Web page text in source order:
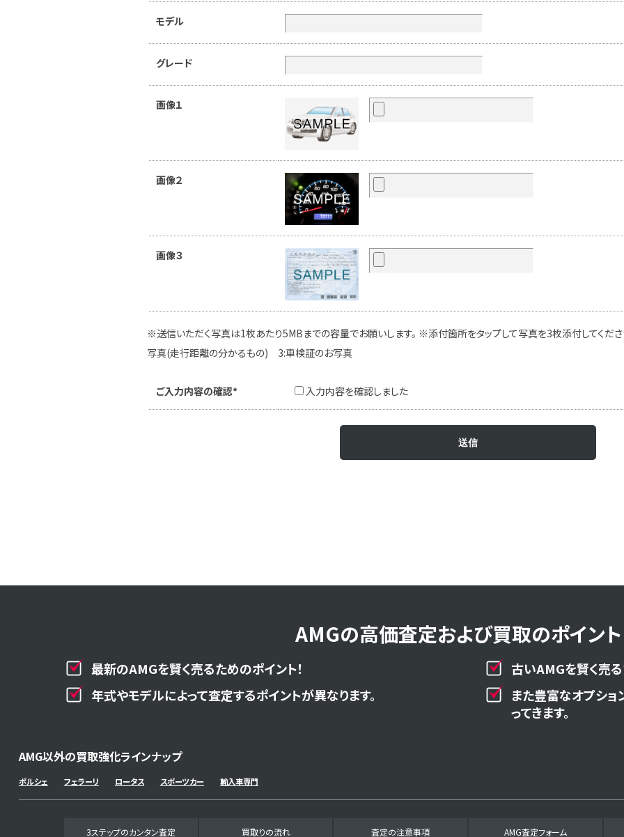
モデル
グレード
画像１
画像２
画像３
※送信いただく写真は1枚あたり5MBまでの容量でお願いします。 ※添付箇所をタップして写真を3枚添付してくだ
写真(走行距離の分かるもの) 3:車検証のお写真
ご入力内容の確認* 入力内容を確認しました
AMGの高価査定および買取のポイント
最新のAMGを賢く売るためのポイント！
古いAMGを賢く売
年式やモデルによって査定するポイントが異なります。
また豊富なオプシ
ってきます。
AMG以外の買取強化ラインナップ
ポルシェ フェラーリ ロータス スポーツカー 輸入車専門
3ステップのカンタン査定 買取りの流れ 査定の注意事項 AMG査定フォーム